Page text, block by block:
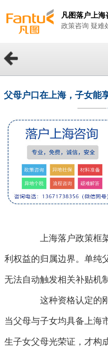
凡图落户上海
政策咨询 疑难
父母户口在上海，子女能
上海落户政策框架
利权益的归属边界。单纯
无法自动触发相关补贴机
这种资格认定的
当父母与子女均具备上海
生子女父母光荣证，才构